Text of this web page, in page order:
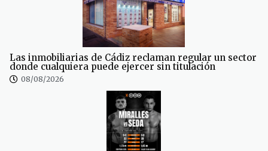
Las inmobiliarias de Cádiz reclaman regular un sector
donde cualquiera puede ejercer sin titulación
08/08/2026